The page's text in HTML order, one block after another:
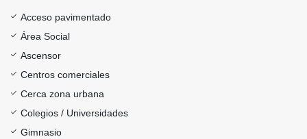
Acceso pavimentado
Área Social
Ascensor
Centros comerciales
Cerca zona urbana
Colegios / Universidades
Gimnasio